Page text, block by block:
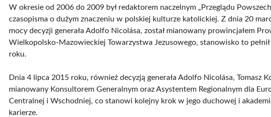
W okresie od 2006 do 2009 był redaktorem naczelnym „Przeglądu
czasopisma o dużym znaczeniu w polskiej kulturze katolickiej. Z dnia 20
mocy decyzji generała Adolfo Nicolása, został mianowany prowincjałem
Wielkopolsko-Mazowieckiej Towarzystwa Jezusowego, stanowisko to
roku.
Dnia 4 lipca 2015 roku, również decyzją generała Adolfo Nicolása, Tomasz
mianowany Konsultorem Generalnym oraz Asystentem Regionalnym dla
Centralnej i Wschodniej, co stanowi kolejny krok w jego duchowej i
karierze.